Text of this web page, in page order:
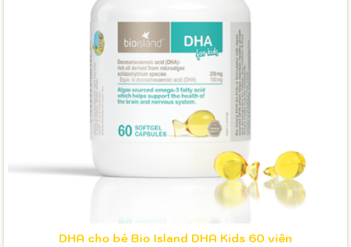
DHA cho bé Bio Island DHA Kids 60 viên